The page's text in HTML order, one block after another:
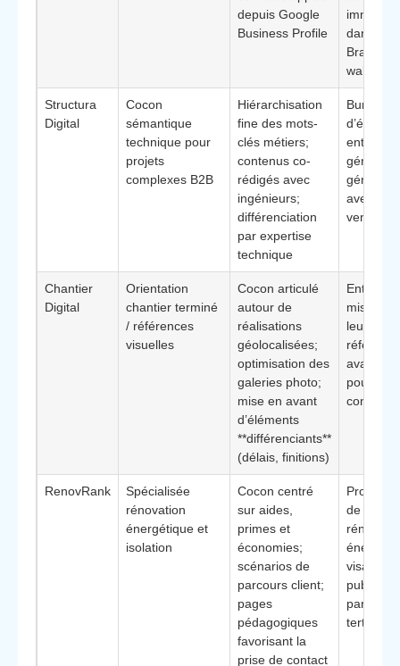
depuis Google
Business Profile
dans le
Brabant
wallon
Structura
Digital
Cocon
sémantique
technique pour
projets
complexes B2B
Hiérarchisation
fine des mots-
clés métiers;
contenus co-
rédigés avec
ingénieurs;
différenciation
par expertise
technique
Bureaux
d’études,
génie
avec
vente
Chantier
Digital
Orientation
chantier terminé
/ références
visuelles
Cocon articulé
autour de
réalisations
géolocalisées;
optimisation des
galeries photo;
mise en avant
d’éléments
**différenciants**
(délais, finitions)
misant
leurs
avant/
pour
RenovRank
Spécialisée
rénovation
énergétique et
isolation
Cocon centré
sur aides,
primes et
économies;
scénarios de
parcours client;
pages
pédagogiques
favorisant la
prise de contact
de la
visant un
public
tertiaire